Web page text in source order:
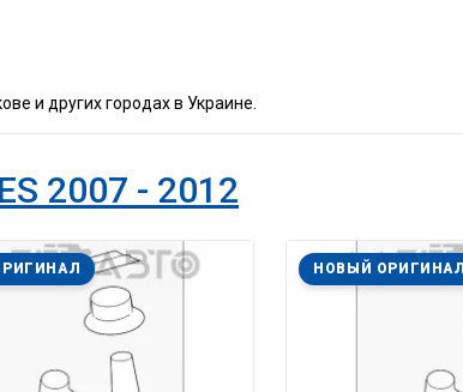
и других городах в Украине.
2007 - 2012
НОВЫЙ ОРИГИНАЛ